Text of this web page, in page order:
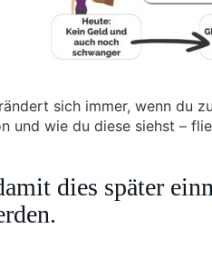
sich immer, wenn du
und wie du diese siehst –
dies später